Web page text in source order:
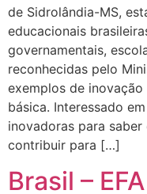
de Sidrolândia-MS,
educacionais
governamentais,
reconhecidas pelo
exemplos de
básica. Interessado
inovadoras para
contribuir para […]
Brasil –